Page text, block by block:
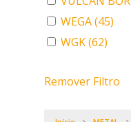
WEGA(45)
WGK(62)
Remover Filtro